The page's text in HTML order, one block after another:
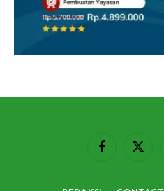
FacebookX